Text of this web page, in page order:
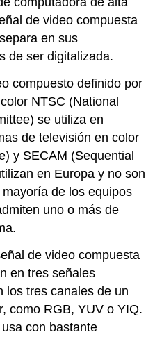
de video compuesta
en sus
de ser digitalizada.
compuesto definido por
NTSC (National
se utiliza en
de televisión en color
y SECAM (Sequential
en Europa y no son
de los equipos
uno o más de
de video compuesta
en tres señales
los tres canales de un
como RGB, YUV o YIQ.
con bastante